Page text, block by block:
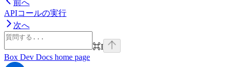
前へ
APIコールの実行
次へ
⌘I
Box Dev Docs home page